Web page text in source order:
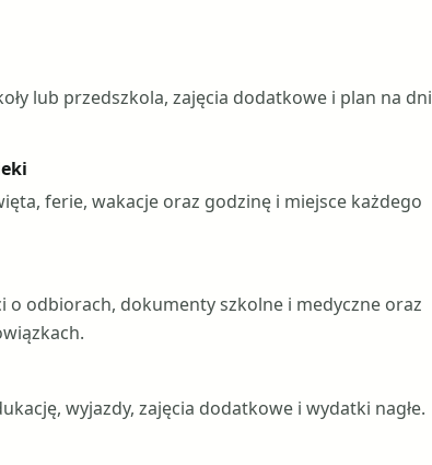
lub przedszkola, zajęcia dodatkowe i plan na dni
ferie, wakacje oraz godzinę i miejsce każdego
odbiorach, dokumenty szkolne i medyczne oraz
wyjazdy, zajęcia dodatkowe i wydatki nagłe.